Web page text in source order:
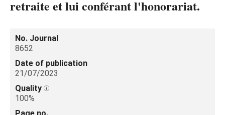
retraite et lui conférant l'honorariat.
No. Journal
8652
Date of publication
21/07/2023
Quality
100%